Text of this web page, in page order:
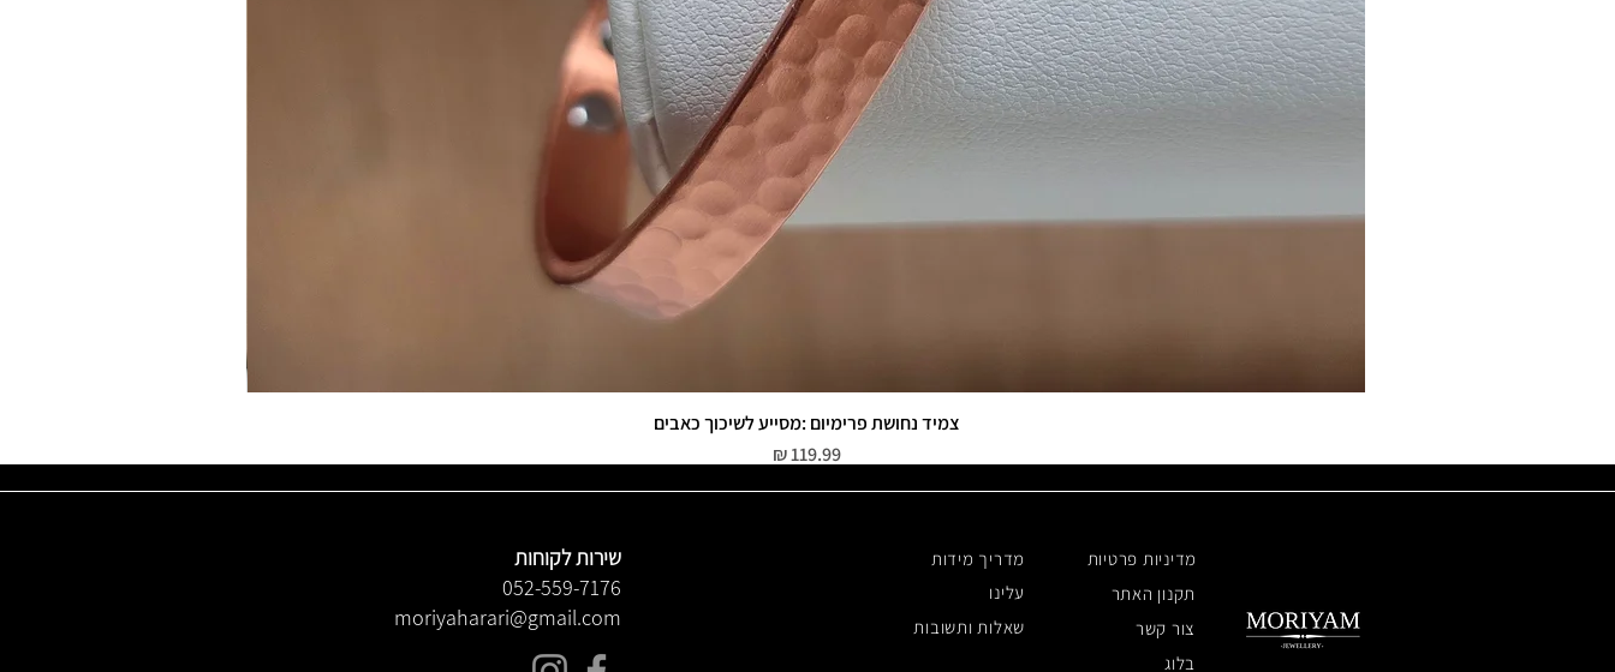
תצוגה מהירה
צמיד נחושת פרימיום :מסייע לשיכוך כאבים
מחיר‏119.99 ‏₪
שירות לקוחות
052-559-7176
moriyaharari@gmail.com
מדריך מידות
מדיניות פרטיות
עלינו
תקנון האתר
שאלות ותשובות
צור קשר
בלוג